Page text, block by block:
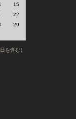
15
22
29
を含む）